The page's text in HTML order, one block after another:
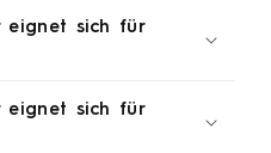
eignet sich für
eignet sich für